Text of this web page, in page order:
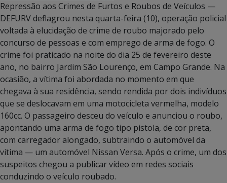
Repressão aos Crimes de Furtos e Roubos de Veículos —
DEFURV deflagrou nesta quarta-feira (10), operação policial
voltada à elucidação de crime de roubo majorado pelo
concurso de pessoas e com emprego de arma de fogo. O
crime foi praticado na noite do dia 25 de fevereiro deste
ano, no bairro Jardim São Lourenço, em Campo Grande. Na
ocasião, a vítima foi abordada no momento em que
chegava à sua residência, sendo rendida por dois indivíduos
que se deslocavam em uma motocicleta vermelha, modelo
160cc. O passageiro desceu do veículo e anunciou o roubo,
apontando uma arma de fogo tipo pistola, de cor preta,
com carregador alongado, subtraindo o automóvel da
vítima — um automóvel Nissan Versa. Após o crime, um dos
suspeitos chegou a publicar vídeo em redes sociais
conduzindo o veículo roubado.